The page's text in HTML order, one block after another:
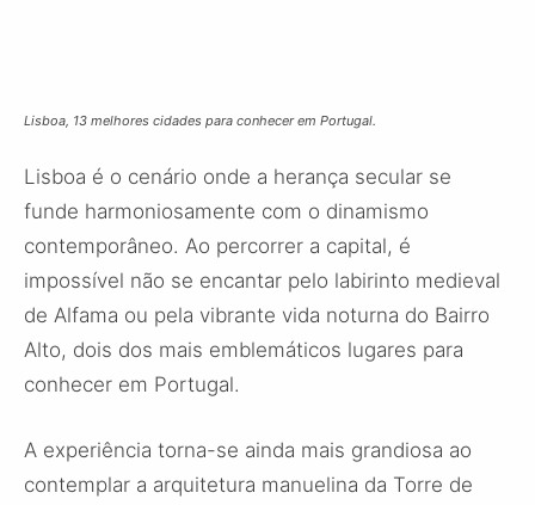
Lisboa, 13 melhores cidades para conhecer em Portugal.
Lisboa é o cenário onde a herança secular se
funde harmoniosamente com o dinamismo
contemporâneo. Ao percorrer a capital, é
impossível não se encantar pelo labirinto medieval
de Alfama ou pela vibrante vida noturna do Bairro
Alto, dois dos mais emblemáticos lugares para
conhecer em Portugal.
A experiência torna-se ainda mais grandiosa ao
contemplar a arquitetura manuelina da Torre de